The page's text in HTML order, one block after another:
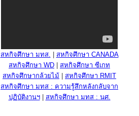
สหกิจศึกษา มทส.
สหกิจศึกษา CANADA
สหกิจศึกษา WD
สหกิจศึกษา ซีเกท
สหกิจศึกษากล้วยไม้
สหกิจศึกษา RMIT
สหกิจศึกษา มทส : ความรู้สึกหลังกลับจาก
ปฏิบัติงานฯ| สหกิจศึกษา มทส : นศ.